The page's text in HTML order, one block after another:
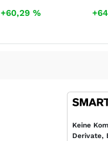
+60,29 %
Keine
Derivate,